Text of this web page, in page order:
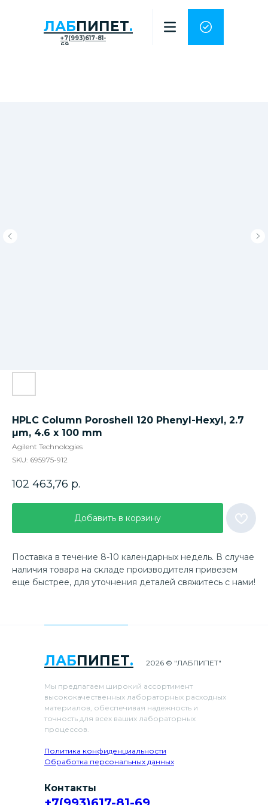
ЛАБПИПЕТ.
+7(993)617-81-
69
HPLC Column Poroshell 120 Phenyl-Hexyl, 2.7
µm, 4.6 x 100 mm
Agilent Technologies
SKU: 695975-912
102 463,76 р.
Добавить в корзину
Поставка в течение 8-10 календарных недель. В случае
наличия товара на складе производителя привезем
еще быстрее, для уточнения деталей свяжитесь с нами!
ЛАБПИПЕТ.
Мы предлагаем широкий ассортимент
высококачественных лабораторных расходных
материалов, обеспечивая надежность и
точность для всех ваших лабораторных
процессов.
Политика конфиденциальности
Обработка персональных данных
2026 © "ЛАБПИПЕТ"
Контакты